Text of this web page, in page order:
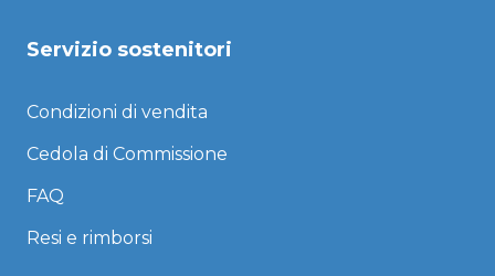
Servizio sostenitori
Condizioni di vendita
Cedola di Commissione
FAQ
Resi e rimborsi